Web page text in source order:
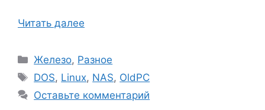
Читать далее
Рубрики
Железо, Разное
Метки
DOS, Linux, NAS, OldPC
Оставьте комментарий